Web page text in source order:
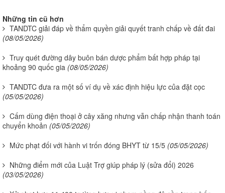
Những tin cũ hơn
TANDTC giải đáp về thẩm quyền giải quyết tranh chấp về đất đai
(08/05/2026)
Truy quét đường dây buôn bán dược phẩm bất hợp pháp tại
khoảng 90 quốc gia (08/05/2026)
TANDTC đưa ra một số ví dụ về xác định hiệu lực của đặt cọc
(05/05/2026)
Cấm dùng điện thoại ở cây xăng nhưng vẫn chấp nhận thanh toán
chuyển khoản (05/05/2026)
Mức phạt đối với hành vi trốn đóng BHYT từ 15/5 (05/05/2026)
Những điểm mới của Luật Trợ giúp pháp lý (sửa đổi) 2026
(03/05/2026)